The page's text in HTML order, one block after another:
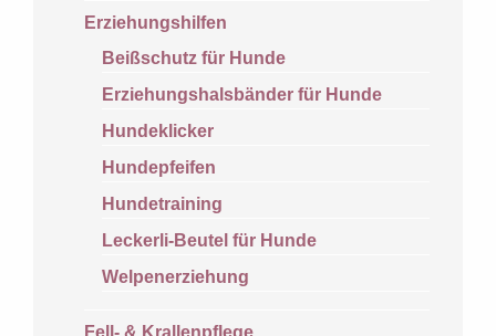
Erziehungshilfen
Beißschutz für Hunde
Erziehungshalsbänder für Hunde
Hundeklicker
Hundepfeifen
Hundetraining
Leckerli-Beutel für Hunde
Welpenerziehung